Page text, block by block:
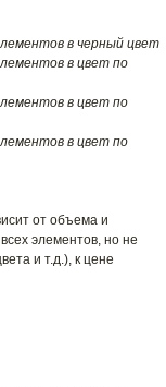
в черный цвет
в цвет по
в цвет по
в цвет по
от объема и
элементов, но не
и т.д.), к цене